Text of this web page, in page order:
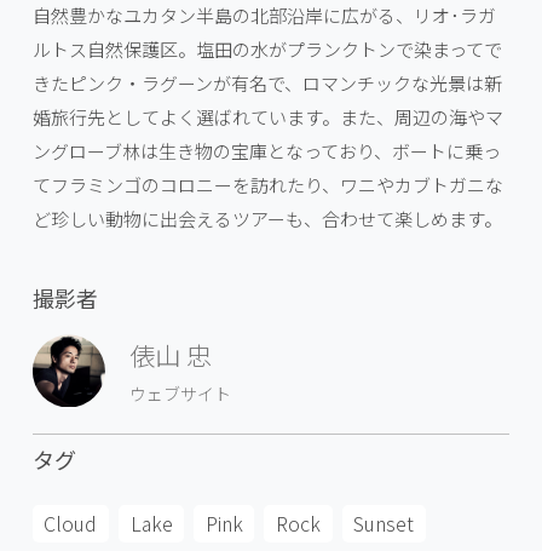
自然豊かなユカタン半島の北部沿岸に広がる、リオ･ラガ
ルトス自然保護区。塩田の水がプランクトンで染まってで
きたピンク・ラグーンが有名で、ロマンチックな光景は新
婚旅行先としてよく選ばれています。また、周辺の海やマ
ングローブ林は生き物の宝庫となっており、ボートに乗っ
てフラミンゴのコロニーを訪れたり、ワニやカブトガニな
ど珍しい動物に出会えるツアーも、合わせて楽しめます。
撮影者
俵山 忠
ウェブサイト
タグ
Cloud Lake Pink Rock
Sunset